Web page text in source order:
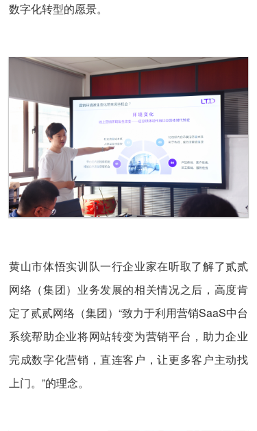
数字化转型的愿景。
黄山市体悟实训队一行企业家在听取了解了贰贰
网络（集团）业务发展的相关情况之后，高度肯
定了贰贰网络（集团）“致力于利用营销SaaS中台
系统帮助企业将网站转变为营销平台，助力企业
完成数字化营销，直连客户，让更多客户主动找
上门。”的理念。